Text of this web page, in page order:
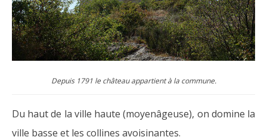
Depuis 1791 le château appartient à la commune.
Du haut de la ville haute (moyenâgeuse), on domine la
ville basse et les collines avoisinantes.